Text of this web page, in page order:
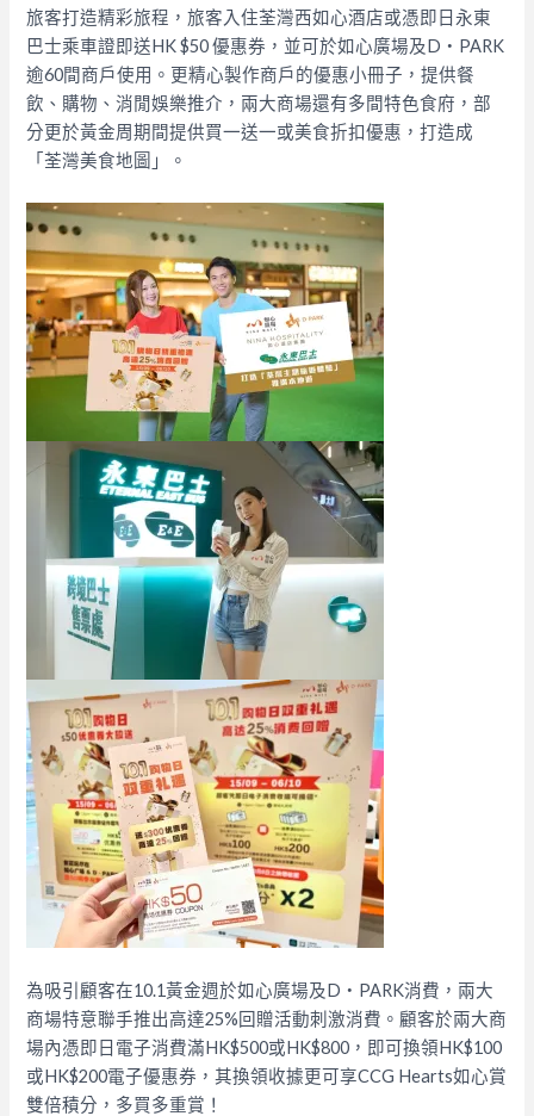
旅客打造精彩旅程，旅客入住荃灣西如心酒店或憑即日永東
巴士乘車證即送HK $50 優惠券，並可於如心廣場及D‧PARK
逾60間商戶使用。更精心製作商戶的優惠小冊子，提供餐
飲、購物、消閒娛樂推介，兩大商場還有多間特色食府，部
分更於黃金周期間提供買一送一或美食折扣優惠，打造成
「荃灣美食地圖」。
為吸引顧客在10.1黃金週於如心廣場及D‧PARK消費，兩大
商場特意聯手推出高達25%回贈活動刺激消費。顧客於兩大商
場內憑即日電子消費滿HK$500或HK$800，即可換領HK$100
或HK$200電子優惠券，其換領收據更可享CCG Hearts如心賞
雙倍積分，多買多重賞！